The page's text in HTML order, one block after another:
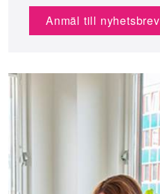
Anmäl till nyhetsbrev